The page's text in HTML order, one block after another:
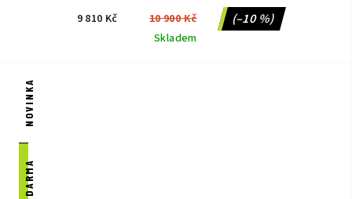
9 810 Kč 10 900 Kč (–10 %)
Skladem
NOVINKA